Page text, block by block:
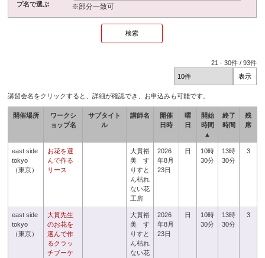
プ名で選ぶ
※部分一致可
21 -30件 /93件
講習会名をクリックすると、詳細が確認でき、お申込みも可能です。
開催場所
ワークシ
ョップ名
サブタイト
ル
講師名
開催
日時
曜
日
開始
時間
▲
終了
時間
残
席
east side
tokyo
（東京）
お花を選
んで作る
リース
大貫裕
美 す
りすと
ん枯れ
ない花
工房
2026
年8月
23日
日
10時
30分
13時
30分
3
east side
tokyo
（東京）
大貫先生
のお花を
選んで作
るクラッ
チブーケ
大貫裕
美 す
りすと
ん枯れ
ない花
2026
年8月
23日
日
10時
30分
13時
30分
3